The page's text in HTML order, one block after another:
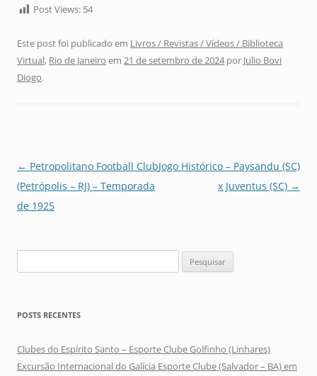
Post Views: 54
Este post foi publicado em Livros / Revistas / Vídeos / Biblioteca
Virtual, Rio de Janeiro em 21 de setembro de 2024por Julio Bovi
Diogo.
Navegação
de
posts
← Petropolitano Football Club
(Petrópolis – RJ) – Temporada
de 1925
Jogo Histórico – Paysandu (SC)
x Juventus (SC) →
por:
POSTS RECENTES
Clubes do Espírito Santo – Esporte Clube Golfinho (Linhares)
Excursão Internacional do Galícia Esporte Clube (Salvador – BA) em